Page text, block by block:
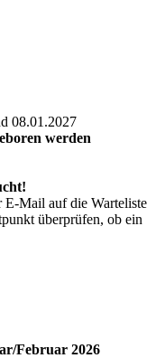
08.01.2027
werden
E-Mail auf die Warteliste
überprüfen, ob ein
Februar 2026